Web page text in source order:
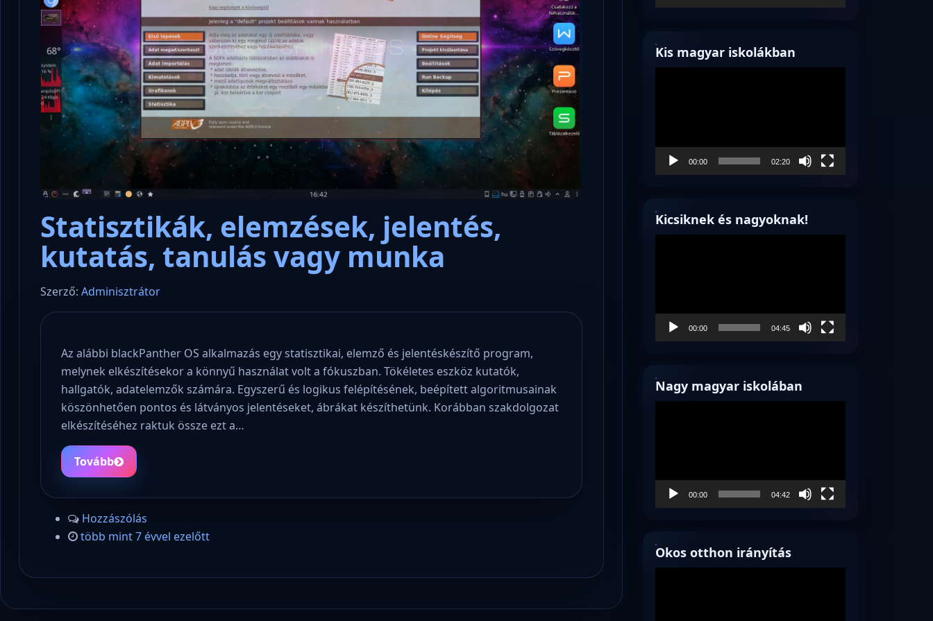
Statisztikák, elemzések, jelentés,
kutatás, tanulás vagy munka
Szerző: Adminisztrátor
Az alábbi blackPanther OS alkalmazás egy statisztikai, elemző és jelentéskészítő program,
melynek elkészítésekor a könnyű használat volt a fókuszban. Tökéletes eszköz kutatók,
hallgatók, adatelemzők számára. Egyszerű és logikus felépítésének, beépített algoritmusainak
köszönhetően pontos és látványos jelentéseket, ábrákat készíthetünk. Korábban szakdolgozat
elkészítéséhez raktuk össze ezt a…
Tovább
Hozzászólás
több mint 7 évvel ezelőtt
Kis magyar iskolákban
00:00 02:20
Kicsiknek és nagyoknak!
00:00 04:45
Nagy magyar iskolában
00:00 04:42
Okos otthon irányítás